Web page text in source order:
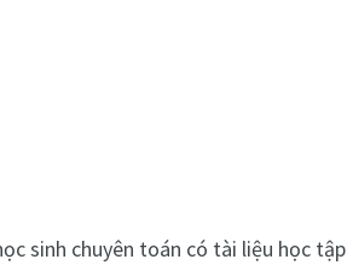
sinh chuyên toán có tài liệu học tập